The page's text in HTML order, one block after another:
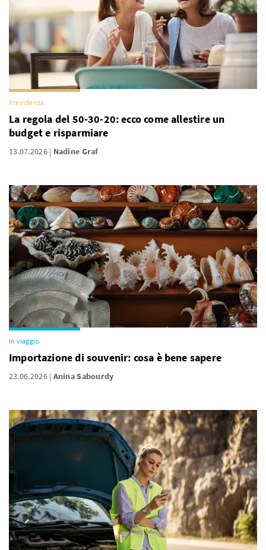
Previdenza
La regola del 50-30-20: ecco come allestire un
budget e risparmiare
13.07.2026 Nadine Graf
In viaggio
Importazione di souvenir: cosa è bene sapere
23.06.2026 Anina Sabourdy